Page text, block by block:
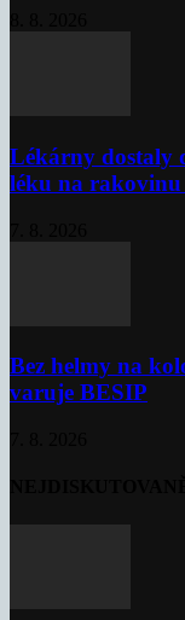
Lékárny dostaly
léku na rakovinu
Bez helmy na
varuje BESIP